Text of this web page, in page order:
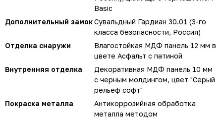
Basic
Дополнительный замокСувальдный Гардиан 30.01 (3-го
класса безопасности, Россия)
Отделка снаружи
Влагостойкая МДФ панель 12 мм в
цвете Асфальт с патиной
Внутренняя отделка
Декоративная МДФ панель 10 мм
с черным молдингом, цвет "Серый
рельеф софт"
Покраска металла
Антикоррозийная обработка
металла методом